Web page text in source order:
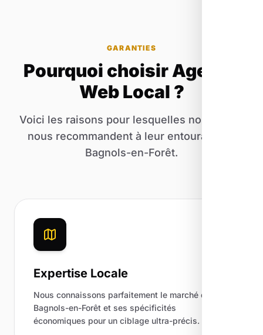
GARANTIES
Pourquoi choisir Agence
Web Local ?
Voici les raisons pour lesquelles nos clients
nous recommandent à leur entourage de
Bagnols-en-Forêt.
Expertise Locale
Nous connaissons parfaitement le marché de
Bagnols-en-Forêt et ses spécificités
économiques pour un ciblage ultra-précis.